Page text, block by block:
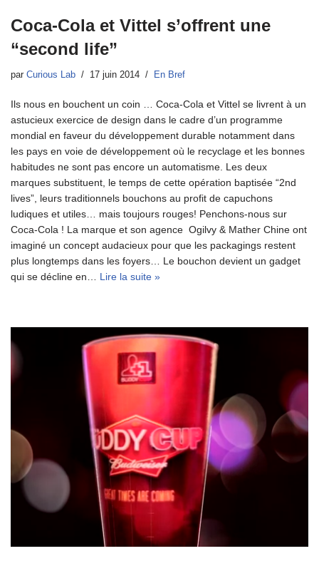
Coca-Cola et Vittel s’offrent une
“second life”
par Curious Lab 17 juin 2014 En Bref
Ils nous en bouchent un coin … Coca-Cola et Vittel se livrent à un
astucieux exercice de design dans le cadre d’un programme
mondial en faveur du développement durable notamment dans
les pays en voie de développement où le recyclage et les bonnes
habitudes ne sont pas encore un automatisme. Les deux
marques substituent, le temps de cette opération baptisée “2nd
lives”, leurs traditionnels bouchons au profit de capuchons
ludiques et utiles… mais toujours rouges! Penchons-nous sur
Coca-Cola ! La marque et son agence Ogilvy & Mather Chine ont
imaginé un concept audacieux pour que les packagings restent
plus longtemps dans les foyers… Le bouchon devient un gadget
qui se décline en… Lire la suite »